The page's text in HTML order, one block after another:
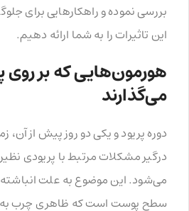
بررسی نموده و راهکارهایی برای
این تاثیرات را به شما ارائه دهیم.
هورمون‌هایی که بر
می‌گذارند
دوره پریود و یکی دو روز پیش از
درگیر مشکلات مرتبط با پریودی
می‌شود. این موضوع به علت
سطح پوست است که ظاهری چرب به